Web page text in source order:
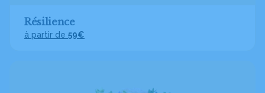
Résilience
à partir de 59€